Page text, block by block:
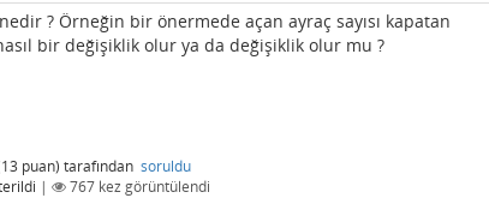
? Örneğin bir önermede açan ayraç sayısı kapatan
bir değişiklik olur ya da değişiklik olur mu ?
13 puan) tarafından soruldu
| 767 kez görüntülendi